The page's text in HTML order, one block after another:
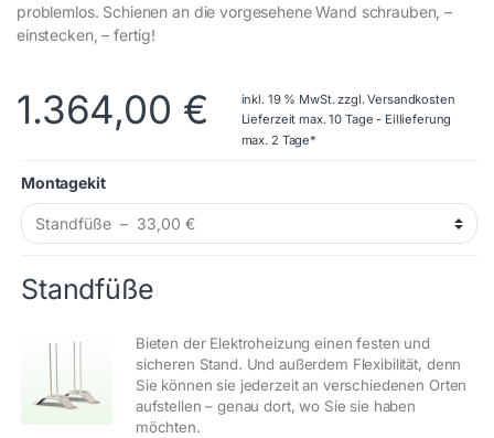
problemlos. Schienen an die vorgesehene Wand schrauben, –
einstecken, – fertig!
1.364,00 € inkl. 19 % MwSt. zzgl.Versandkosten
Lieferzeit max. 10 Tage - Eillieferung
max. 2 Tage*
Montagekit
Standfüße
Bieten der Elektroheizung einen festen und
sicheren Stand. Und außerdem Flexibilität, denn
Sie können sie jederzeit an verschiedenen Orten
aufstellen – genau dort, wo Sie sie haben
möchten.